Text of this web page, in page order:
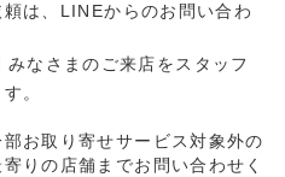
は、LINEからのお問い合わ
みなさまのご来店をスタッフ
。
お取り寄せサービス対象外の
りの店舗までお問い合わせく